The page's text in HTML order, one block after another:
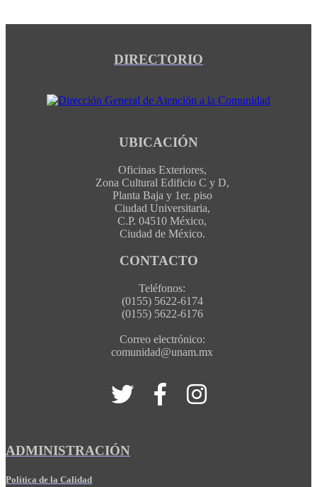
DIRECTORIO
UBICACIÓN
Oficinas Exteriores,
Zona Cultural Edificio C y D,
Planta Baja y 1er. piso
Ciudad Universitaria,
C.P. 04510 México,
Ciudad de México.
CONTACTO
Teléfonos:
(0155) 5622-6174
(0155) 5622-6176
Correo electrónico:
comunidad@unam.mx
ADMINISTRACIÓN
Política de la Calidad